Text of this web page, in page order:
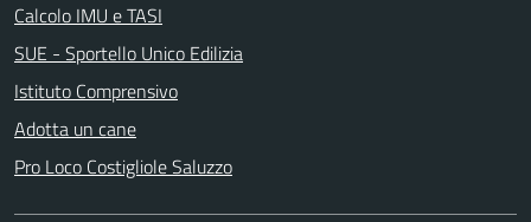
Calcolo IMU e TASI
SUE - Sportello Unico Edilizia
Istituto Comprensivo
Adotta un cane
Pro Loco Costigliole Saluzzo